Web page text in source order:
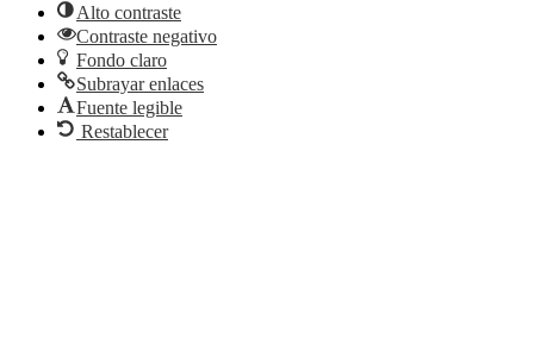
Alto contraste
Contraste negativo
Fondo claro
Subrayar enlaces
Fuente legible
Restablecer